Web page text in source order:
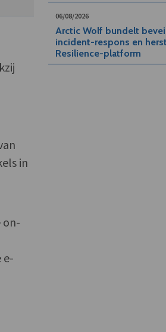
in
on-
e-
06/08/2026
Arctic Wolf bundelt
incident-respons en
Resilience-platform